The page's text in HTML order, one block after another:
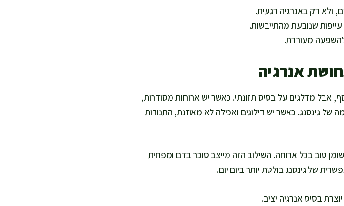
ולא רק באנרגיה רגעית.
שנובעת מהתייבשות.
מעוררת.
אנרגיה
אבל מדלגים על בסיס תזונתי. כאשר יש ארוחות מסודרות,
של גינסנג. כאשר יש דילוגים ואכילה לא מאוזנת, התנודות
טוב בכל ארוחה. השילוב הזה מייצב סוכר בדם ומפחית
של גינסנג בולטת יותר ביום יום.
בסיס אנרגיה יציב.